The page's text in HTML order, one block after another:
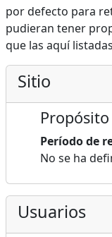
por defecto para
pudieran tener
que las aquí
Sitio
Propósito
Período de
No se ha
Usuarios